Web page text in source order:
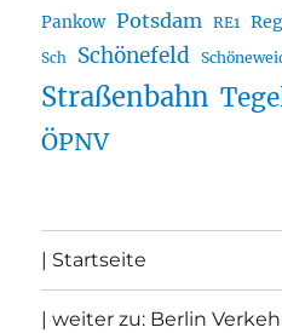
Pankow Potsdam RE1
Sch Schönefeld
Straßenbahn
ÖPNV
| Startseite
| weiter zu: Berlin